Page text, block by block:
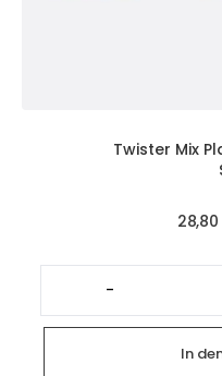
Twister Mix
28,80
-
In